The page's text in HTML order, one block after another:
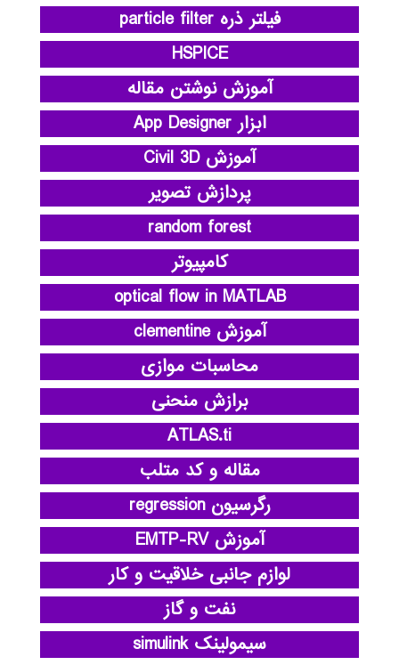
فیلتر ذره particle filter
HSPICE
آموزش نوشتن مقاله
ابزار App Designer
آموزش Civil 3D
پردازش تصویر
random forest
کامپیوتر
optical flow in MATLAB
آموزش clementine
محاسبات موازی
برازش منحنی
ATLAS.ti
مقاله و کد متلب
رگرسیون regression
آموزش EMTP-RV
لوازم جانبی خلاقیت و کار
نفت و گاز
سیمولینک simulink